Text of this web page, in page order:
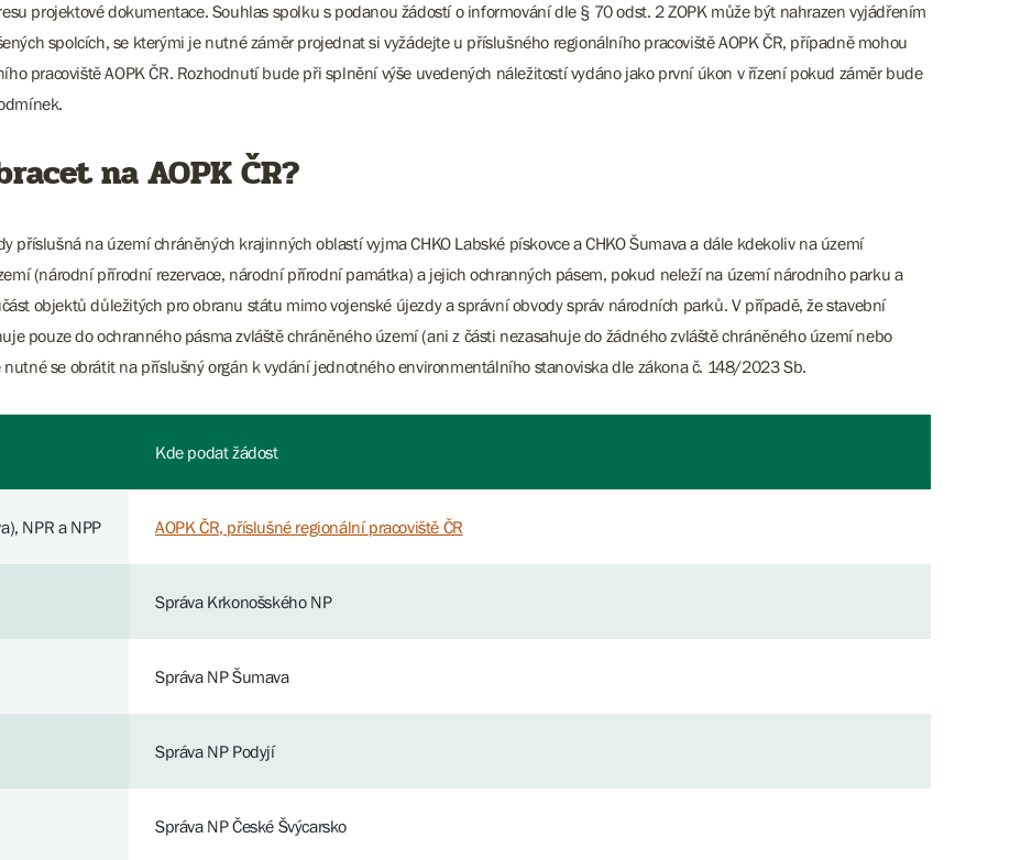
projektové dokumentace. Souhlas spolku s podanou žádostí o informování dle § 70 odst. 2 ZOPK může být nahrazen vyjádřením
spolcích, se kterými je nutné záměr projednat si vyžádejte u příslušného regionálního pracoviště AOPK ČR, případně mohou
pracoviště AOPK ČR. Rozhodnutí bude při splnění výše uvedených náležitostí vydáno jako první úkon v řízení pokud záměr bude
na AOPK ČR?
příslušná na území chráněných krajinných oblastí vyjma CHKO Labské pískovce a CHKO Šumava a dále kdekoliv na území
(národní přírodní rezervace, národní přírodní památka) a jejich ochranných pásem, pokud neleží na území národního parku a
objektů důležitých pro obranu státu mimo vojenské újezdy a správní obvody správ národních parků. V případě, že stavební
pouze do ochranného pásma zvláště chráněného území (ani z části nezasahuje do žádného zvláště chráněného území nebo
se obrátit na příslušný orgán k vydání jednotného environmentálního stanoviska dle zákona č. 148/2023 Sb.
Kde podat žádost
NPR a NPP AOPK ČR, příslušné regionální pracoviště ČR
Správa Krkonošského NP
Správa NP Šumava
Správa NP Podyjí
Správa NP České Švýcarsko